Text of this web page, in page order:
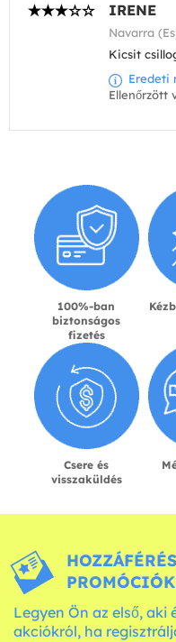
IRENE
Navarra
Kicsit
Eredeti
Ellenőrzött
100%-ban
biztonságos
fizetés
Csere és
visszaküldés
Legyen Ön az első, aki
akciókról, ha